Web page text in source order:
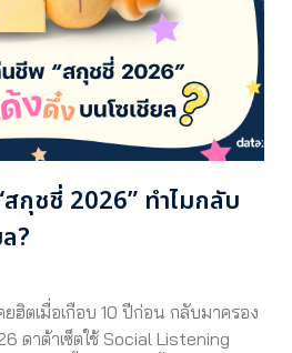
กุชชี่ 2026” ทำไมกลับ
?
ยฮิตเมื่อเกือบ 10 ปีก่อน กลับมาครอง
ดาต้าเซ็ตใช้ Social Listening